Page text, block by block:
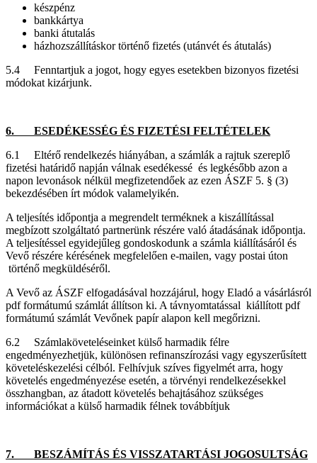
készpénz
bankkártya
banki átutalás
házhozszállításkor történő fizetés (utánvét és átutalás)
5.4 Fenntartjuk a jogot, hogy egyes esetekben bizonyos fizetési
módokat kizárjunk.
6. ESEDÉKESSÉG ÉS FIZETÉSI FELTÉTELEK
6.1 Eltérő rendelkezés hiányában, a számlák a rajtuk szereplő
fizetési határidő napján válnak esedékessé és legkésőbb azon a
napon levonások nélkül megfizetendőek az ezen ÁSZF 5. § (3)
bekezdésében írt módok valamelyikén.
A teljesítés időpontja a megrendelt terméknek a kiszállítással
megbízott szolgáltató partnerünk részére való átadásának időpontja.
A teljesítéssel egyidejűleg gondoskodunk a számla kiállításáról és
Vevő részére kérésének megfelelően e-mailen, vagy postai úton
történő megküldéséről.
A Vevő az ÁSZF elfogadásával hozzájárul, hogy Eladó a vásárlásról
pdf formátumú számlát állítson ki. A távnyomtatással kiállított pdf
formátumú számlát Vevőnek papír alapon kell megőrizni.
6.2 Számlaköveteléseinket külső harmadik félre
engedményezhetjük, különösen refinanszírozási vagy egyszerűsített
követeléskezelési célból. Felhívjuk szíves figyelmét arra, hogy
követelés engedményezése esetén, a törvényi rendelkezésekkel
összhangban, az átadott követelés behajtásához szükséges
információkat a külső harmadik félnek továbbítjuk
7. BESZÁMÍTÁS ÉS VISSZATARTÁSI JOGOSULTSÁG